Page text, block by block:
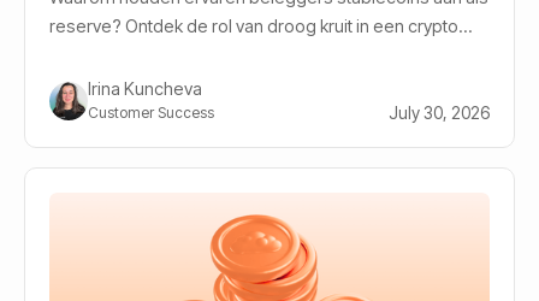
reserve? Ontdek de rol van droog kruit in een crypto
Irina Kuncheva
Customer Success July 30, 2026